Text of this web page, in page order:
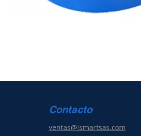
Contacto
ventas@ismartsas.com